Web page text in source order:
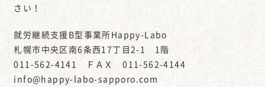
さい！
就労継続支援B型事業所Happy-Labo
札幌市中央区南6条西17丁目2-1 1階
011-562-4141 ＦＡＸ 011-562-4144
info@happy-labo-sapporo.com